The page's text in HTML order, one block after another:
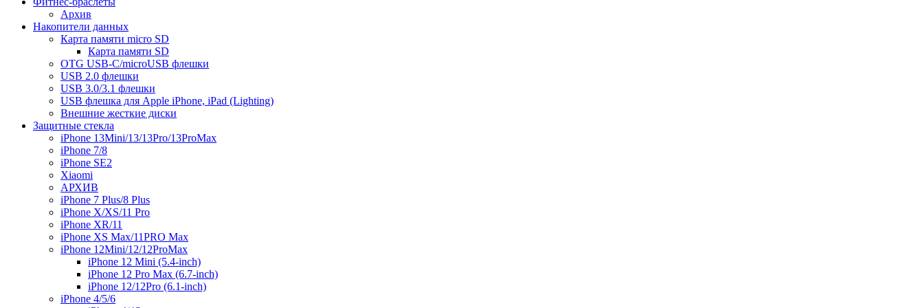
Архив
Накопители данных
Карта памяти micro SD
Карта памяти SD
OTG USB-C/microUSB флешки
USB 2.0 флешки
USB 3.0/3.1 флешки
USB флешка для Apple iPhone, iPad (Lighting)
Внешние жесткие диски
Защитные стекла
iPhone 13Mini/13/13Pro/13ProMax
iPhone 7/8
iPhone SE2
Xiaomi
АРХИВ
iPhone 7 Plus/8 Plus
iPhone X/XS/11 Pro
iPhone XR/11
iPhone XS Max/11PRO Max
iPhone 12Mini/12/12ProMax
iPhone 12 Mini (5.4-inch)
iPhone 12 Pro Max (6.7-inch)
iPhone 12/12Pro (6.1-inch)
iPhone 4/5/6